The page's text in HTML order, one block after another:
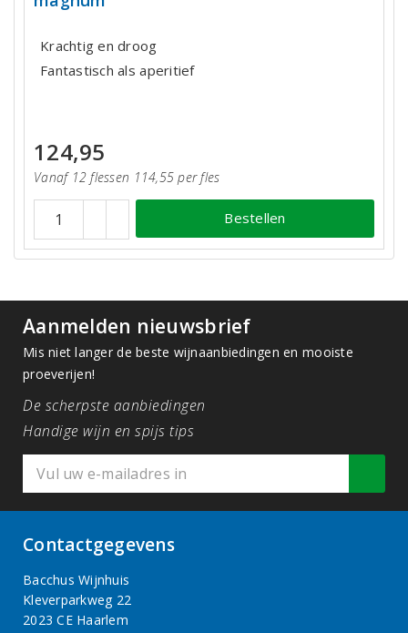
Krachtig en droog
Fantastisch als aperitief
124,95
Vanaf 12 flessen 114,55 per fles
Bestellen
Aanmelden nieuwsbrief
Mis niet langer de beste wijnaanbiedingen en mooiste
proeverijen!
De scherpste aanbiedingen
Handige wijn en spijs tips
Contactgegevens
Bacchus Wijnhuis
Kleverparkweg 22
2023 CE Haarlem